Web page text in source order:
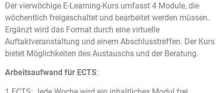
Der vierwöchige E-Learning-Kurs umfasst 4 Module, die
wöchentlich freigeschaltet und bearbeitet werden müssen.
Ergänzt wird das Format durch eine virtuelle
Auftaktveranstaltung und einem Abschlusstreffen. Der Kurs
bietet Möglichkeiten des Austauschs und der Beratung.
Arbeitsaufwand für ECTS: